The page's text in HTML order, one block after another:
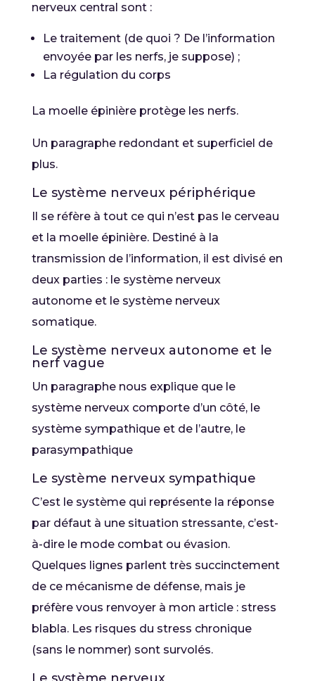
nerveux central sont :
Le traitement (de quoi ? De l’information
envoyée par les nerfs, je suppose) ;
La régulation du corps
La moelle épinière protège les nerfs.
Un paragraphe redondant et superficiel de
plus.
Le système nerveux périphérique
Il se réfère à tout ce qui n’est pas le cerveau
et la moelle épinière. Destiné à la
transmission de l’information, il est divisé en
deux parties : le système nerveux
autonome et le système nerveux
somatique.
Le système nerveux autonome et le
nerf vague
Un paragraphe nous explique que le
système nerveux comporte d’un côté, le
système sympathique et de l’autre, le
parasympathique
Le système nerveux sympathique
C’est le système qui représente la réponse
par défaut à une situation stressante, c’est-
à-dire le mode combat ou évasion.
Quelques lignes parlent très succinctement
de ce mécanisme de défense, mais je
préfère vous renvoyer à mon article : stress
blabla. Les risques du stress chronique
(sans le nommer) sont survolés.